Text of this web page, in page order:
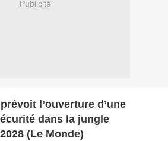
Publicité
l’ouverture d’une
dans la jungle
(Le Monde)